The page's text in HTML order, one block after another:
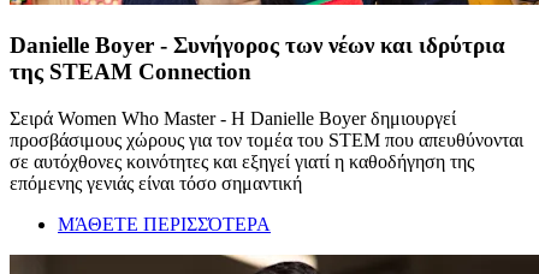
Danielle Boyer - Συνήγορος των νέων και ιδρύτρια
της STEAM Connection
Σειρά Women Who Master - Η Danielle Boyer δημιουργεί
προσβάσιμους χώρους για τον τομέα του STEM που απευθύνονται
σε αυτόχθονες κοινότητες και εξηγεί γιατί η καθοδήγηση της
επόμενης γενιάς είναι τόσο σημαντική
ΜΆΘΕΤΕ ΠΕΡΙΣΣΌΤΕΡΑ